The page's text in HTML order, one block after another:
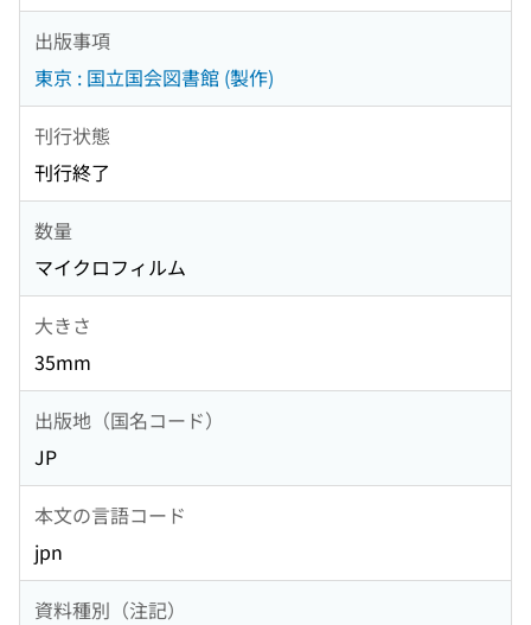
出版事項
東京 : 国立国会図書館 (製作)
刊行状態
刊行終了
数量
マイクロフィルム
大きさ
35mm
出版地（国名コード）
JP
本文の言語コード
jpn
資料種別（注記）